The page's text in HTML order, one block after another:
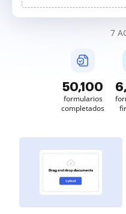
7
50,100
formularios
completados